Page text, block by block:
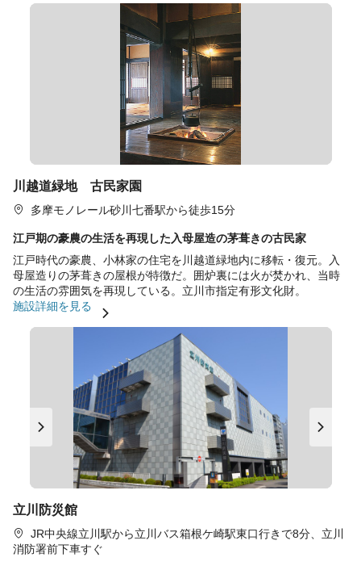
川越道緑地 古民家園
多摩モノレール砂川七番駅から徒歩15分
江戸期の豪農の生活を再現した入母屋造の茅葺きの古民家
江戸時代の豪農、小林家の住宅を川越道緑地内に移転・復元。入
母屋造りの茅葺きの屋根が特徴だ。囲炉裏には火が焚かれ、当時
の生活の雰囲気を再現している。立川市指定有形文化財。
施設詳細を見る
立川防災館
JR中央線立川駅から立川バス箱根ケ崎駅東口行きで8分、立川
消防署前下車すぐ